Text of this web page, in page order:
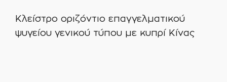
Κλείστρο οριζόντιο επαγγελματικού
ψυγείου γενικού τύπου με κυπρί Κίνας